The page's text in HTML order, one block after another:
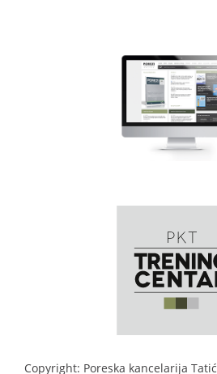
Copyright: Poreska kancelarija Tatić